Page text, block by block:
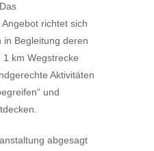
richtet sich
Begleitung deren
km Wegstrecke
Aktivitäten
und
abgesagt